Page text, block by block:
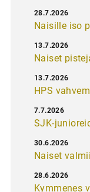
Naisille iso
28.7.2026
Naiset
13.7.2026
HPS
13.7.2026
SJK-
7.7.2026
Naiset
30.6.2026
Kymmenes
28.6.2026